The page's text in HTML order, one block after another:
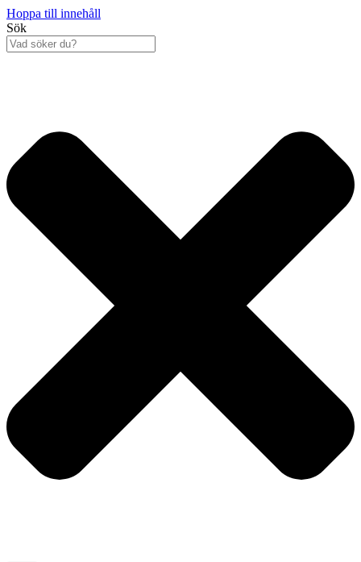
Hoppa till innehåll
Sök